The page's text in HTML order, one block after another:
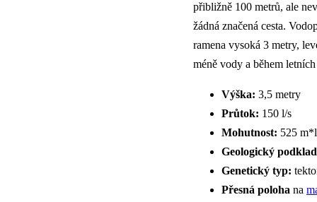
přibližně 100 metrů, ale
žádná značená cesta.
ramena vysoká 3 metry,
méně vody a během
Výška: 3,5 metry
Průtok: 150 l/s
Mohutnost: 525
Geologický
Genetický typ:
Přesná poloha na